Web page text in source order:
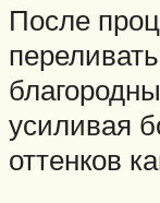
После
усиливая
оттенков